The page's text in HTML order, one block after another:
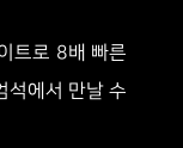
트로 8배 빠른
석에서 만날 수